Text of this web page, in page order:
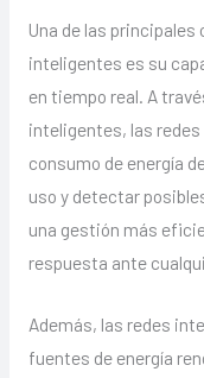
Una de las
inteligentes es su
en tiempo real. A
inteligentes, las
consumo de energía
uso y detectar
una gestión más
respuesta ante
Además, las redes
fuentes de energía